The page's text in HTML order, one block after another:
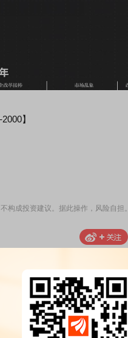
】
构成投资建议。据此操作，风险自担。